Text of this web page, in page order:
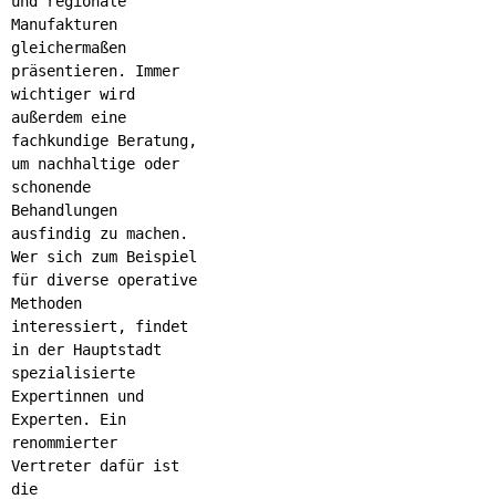
Manufakturen
gleichermaßen
präsentieren. Immer
wichtiger wird
außerdem eine
fachkundige Beratung,
um nachhaltige oder
schonende
Behandlungen
ausfindig zu machen.
Wer sich zum Beispiel
für diverse operative
Methoden
interessiert, findet
in der Hauptstadt
spezialisierte
Expertinnen und
Experten. Ein
renommierter
Vertreter dafür ist
die